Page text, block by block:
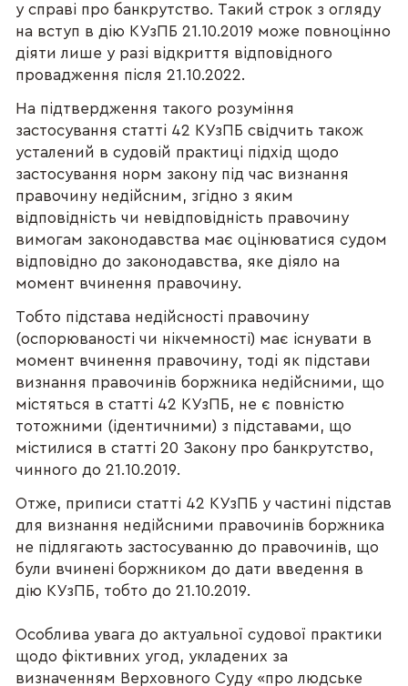
у справі про банкрутство. Такий строк з огляду
на вступ в дію КУзПБ 21.10.2019 може повноцінно
діяти лише у разі відкриття відповідного
провадження після 21.10.2022.
На підтвердження такого розуміння
застосування статті 42 КУзПБ свідчить також
усталений в судовій практиці підхід щодо
застосування норм закону під час визнання
правочину недійсним, згідно з яким
відповідність чи невідповідність правочину
вимогам законодавства має оцінюватися судом
відповідно до законодавства, яке діяло на
момент вчинення правочину.
Тобто підстава недійсності правочину
(оспорюваності чи нікчемності) має існувати в
момент вчинення правочину, тоді як підстави
визнання правочинів боржника недійсними, що
містяться в статті 42 КУзПБ, не є повністю
тотожними (ідентичними) з підставами, що
містилися в статті 20 Закону про банкрутство,
чинного до 21.10.2019.
Отже, приписи статті 42 КУзПБ у частині підстав
для визнання недійсними правочинів боржника
не підлягають застосуванню до правочинів, що
були вчинені боржником до дати введення в
дію КУзПБ, тобто до 21.10.2019.
Особлива увага до актуальної судової практики
щодо фіктивних угод, укладених за
визначенням Верховного Суду «про людське